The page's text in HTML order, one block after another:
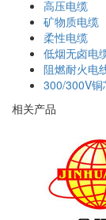
高压电缆
矿物质电缆
柔性电缆
低烟无卤电
阻燃耐火电
300/300V
相关产品